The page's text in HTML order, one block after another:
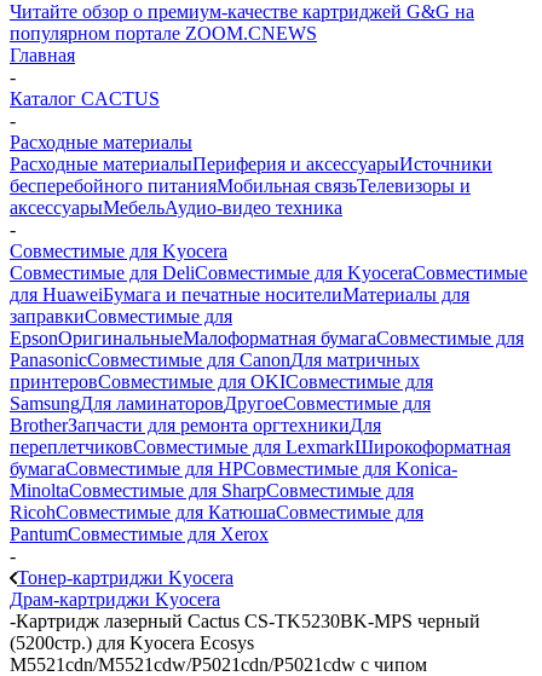
Читайте обзор о премиум-качестве картриджей G&G на
популярном портале ZOOM.CNEWS
Главная
-
Каталог CACTUS
-
Расходные материалы
Расходные материалыПериферия и аксессуарыИсточники
бесперебойного питанияМобильная связьТелевизоры и
аксессуарыМебельАудио-видео техника
-
Совместимые для Kyocera
Совместимые для DeliСовместимые для KyoceraСовместимые
для HuaweiБумага и печатные носителиМатериалы для
заправкиСовместимые для
EpsonОригинальныеМалоформатная бумагаСовместимые для
PanasonicСовместимые для CanonДля матричных
принтеровСовместимые для OKIСовместимые для
SamsungДля ламинаторовДругоеСовместимые для
BrotherЗапчасти для ремонта оргтехникиДля
переплетчиковСовместимые для LexmarkШирокоформатная
бумагаСовместимые для HPСовместимые для Konica-
MinoltaСовместимые для SharpСовместимые для
RicohСовместимые для КатюшаСовместимые для
PantumСовместимые для Xerox
-
Тонер-картриджи Kyocera
Драм-картриджи Kyocera
-Картридж лазерный Cactus CS-TK5230BK-MPS черный
(5200стр.) для Kyocera Ecosys
M5521cdn/M5521cdw/P5021cdn/P5021cdw с чипом